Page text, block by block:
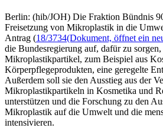
Berlin: (hib/JOH) Die Fraktion Bündnis
Freisetzung von Mikroplastik in die
Antrag (18/3734(Dokument, öffnet ein
die Bundesregierung auf, dafür zu
Mikroplastikpartikel, zum Beispiel aus
Körperpflegeprodukten, eine geregelte
Außerdem soll sie den Ausstieg aus der
Mikroplastikpartikeln in Kosmetika und
unterstützen und die Forschung zu den
Mikroplastik auf die Umwelt und die
intensivieren.